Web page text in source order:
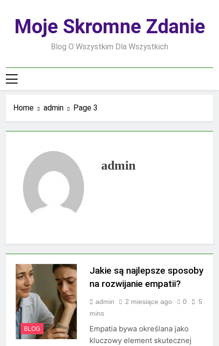
contentMoje Skromne Zdanie
Blog O Wszystkim Dla Wszystkich
Home admin Page 3
admin
BLOG
Jakie są najlepsze sposoby
na rozwijanie empatii?
admin 2 miesiące ago 0
5
mins
Empatia bywa określana jako
kluczowy element skutecznej